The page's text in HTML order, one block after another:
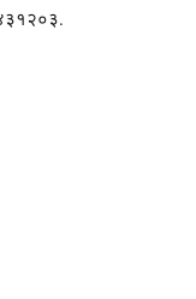
४३१२०३.